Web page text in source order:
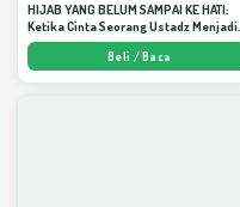
HIJAB YANG BELUM SAMPAI KE HATI:
Ketika Cinta Seorang Ustadz Menjadi
Cermin yang Paling Kejam - Arda
Beli / Baca